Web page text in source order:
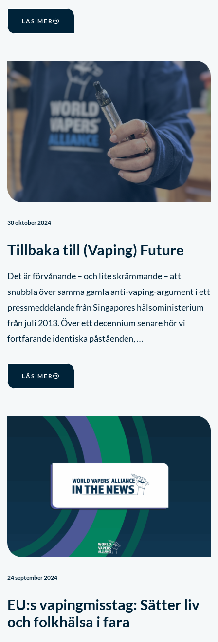
LÄS MER
30 oktober 2024
Tillbaka till (Vaping) Future
Det är förvånande – och lite skrämmande – att
snubbla över samma gamla anti-vaping-argument i ett
pressmeddelande från Singapores hälsoministerium
från juli 2013. Över ett decennium senare hör vi
fortfarande identiska påståenden, …
LÄS MER
24 september 2024
EU:s vapingmisstag: Sätter liv
och folkhälsa i fara